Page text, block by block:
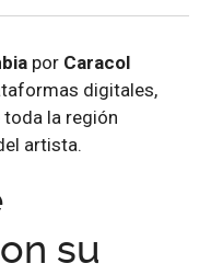
por Caracol
digitales,
la región
artista.
su